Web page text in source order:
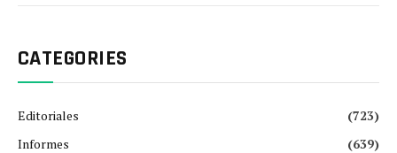
CATEGORIES
Editoriales
(723)
Informes
(639)